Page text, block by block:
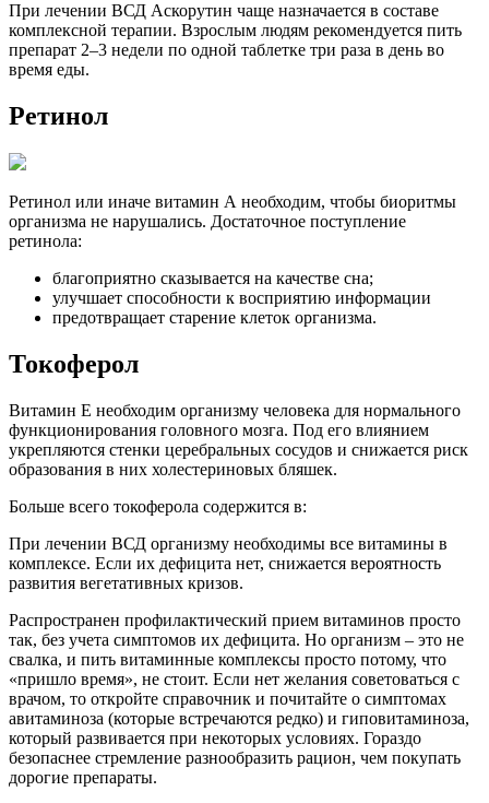
При лечении ВСД Аскорутин чаще назначается в составе
комплексной терапии. Взрослым людям рекомендуется пить
препарат 2–3 недели по одной таблетке три раза в день во
время еды.
Ретинол
Ретинол или иначе витамин А необходим, чтобы биоритмы
организма не нарушались. Достаточное поступление
ретинола:
благоприятно сказывается на качестве сна;
улучшает способности к восприятию информации
предотвращает старение клеток организма.
Токоферол
Витамин Е необходим организму человека для нормального
функционирования головного мозга. Под его влиянием
укрепляются стенки церебральных сосудов и снижается риск
образования в них холестериновых бляшек.
Больше всего токоферола содержится в:
При лечении ВСД организму необходимы все витамины в
комплексе. Если их дефицита нет, снижается вероятность
развития вегетативных кризов.
Распространен профилактический прием витаминов просто
так, без учета симптомов их дефицита. Но организм – это не
свалка, и пить витаминные комплексы просто потому, что
«пришло время», не стоит. Если нет желания советоваться с
врачом, то откройте справочник и почитайте о симптомах
авитаминоза (которые встречаются редко) и гиповитаминоза,
который развивается при некоторых условиях. Гораздо
безопаснее стремление разнообразить рацион, чем покупать
дорогие препараты.